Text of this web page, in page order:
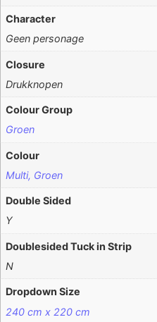
Character
Geen personage
Closure
Drukknopen
Colour Group
Groen
Colour
Multi, Groen
Double Sided
Y
Doublesided Tuck in Strip
N
Dropdown Size
240 cm x 220 cm